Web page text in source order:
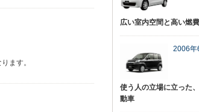
ます。
広い室内空間と高い燃
2006年
使う人の立場に立った
動車